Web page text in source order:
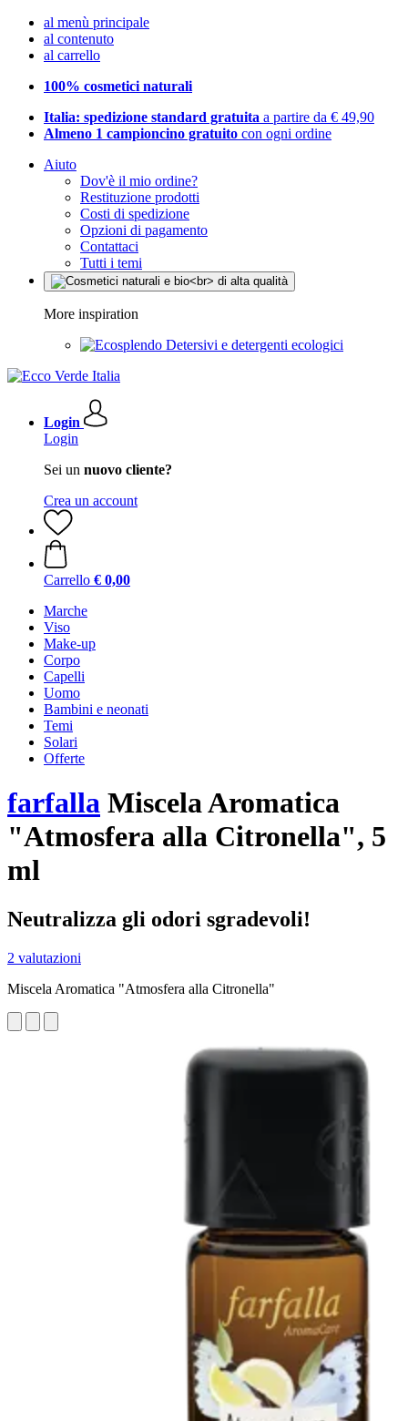
al menù principale
al contenuto
al carrello
100% cosmetici naturali
Italia: spedizione standard gratuita a partire da € 49,90
Almeno 1 campioncino gratuito con ogni ordine
Aiuto
Dov'è il mio ordine?
Restituzione prodotti
Costi di spedizione
Opzioni di pagamento
Contattaci
Tutti i temi
More inspiration
Detersivi e detergenti ecologici
Login
Login
Sei un nuovo cliente?
Crea un account
Carrello € 0,00
Marche
Viso
Make-up
Corpo
Capelli
Uomo
Bambini e neonati
Temi
Solari
Offerte
farfalla Miscela Aromatica
"Atmosfera alla Citronella", 5
ml
Neutralizza gli odori sgradevoli!
2 valutazioni
Miscela Aromatica "Atmosfera alla Citronella"